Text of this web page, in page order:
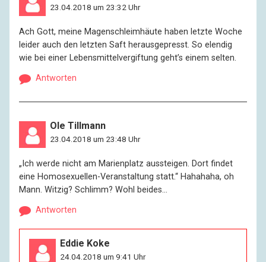
23.04.2018 um 23:32 Uhr
Ach Gott, meine Magenschleimhäute haben letzte Woche
leider auch den letzten Saft herausgepresst. So elendig
wie bei einer Lebensmittelvergiftung geht’s einem selten.
Antworten
Ole Tillmann
23.04.2018 um 23:48 Uhr
„Ich werde nicht am Marienplatz aussteigen. Dort findet
eine Homosexuellen-Veranstaltung statt.“ Hahahaha, oh
Mann. Witzig? Schlimm? Wohl beides…
Antworten
Eddie Koke
24.04.2018 um 9:41 Uhr